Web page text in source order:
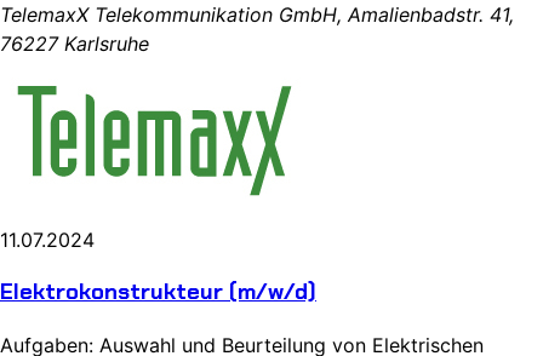
TelemaxX Telekommunikation GmbH, Amalienbadstr. 41,
76227 Karlsruhe
11.07.2024
Elektrokonstrukteur (m/w/d)
Aufgaben: Auswahl und Beurteilung von Elektrischen